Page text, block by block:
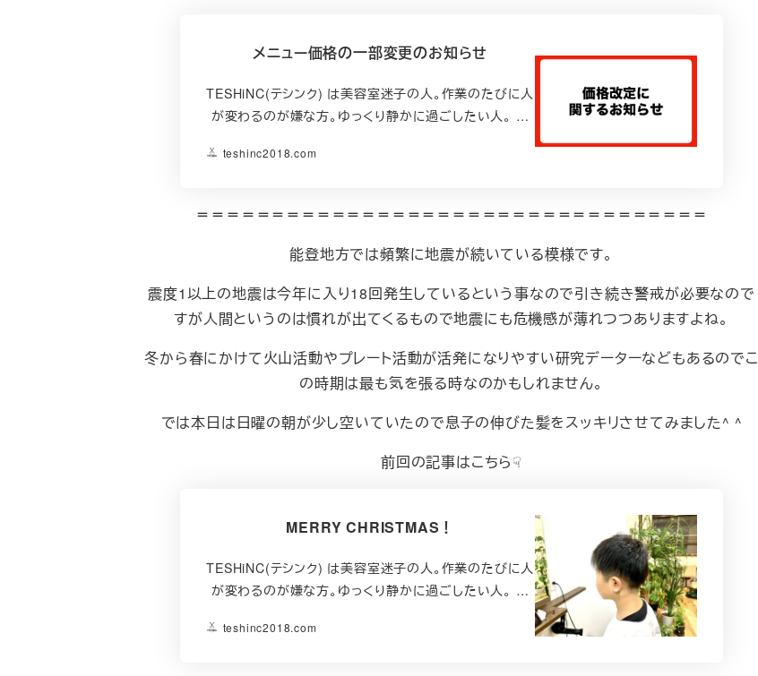
メニュー価格の一部変更のお知らせ
TESHiNC(テシンク) は美容室迷子の人。作業のたびに人
が変わるのが嫌な方。ゆっくり静かに過ごしたい人。 …
teshinc2018.com
＝＝＝＝＝＝＝＝＝＝＝＝＝＝＝＝＝＝＝＝＝＝＝＝＝＝＝＝＝＝＝＝＝＝
能登地方では頻繁に地震が続いている模様です。
震度1以上の地震は今年に入り18回発生しているという事なので引き続き警戒が必要なので
すが人間というのは慣れが出てくるもので地震にも危機感が薄れつつありますよね。
冬から春にかけて火山活動やプレート活動が活発になりやすい研究データーなどもあるのでこ
の時期は最も気を張る時なのかもしれません。
では本日は日曜の朝が少し空いていたので息子の伸びた髪をスッキリさせてみました^ ^
前回の記事はこちら☟
MERRY CHRISTMAS！
TESHiNC(テシンク) は美容室迷子の人。作業のたびに人
が変わるのが嫌な方。ゆっくり静かに過ごしたい人。 …
teshinc2018.com